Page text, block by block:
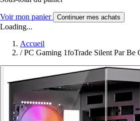
Voir mon panier Continuer mes achats
Loading...
Accueil
/ PC Gaming 1foTrade Silent Par Be